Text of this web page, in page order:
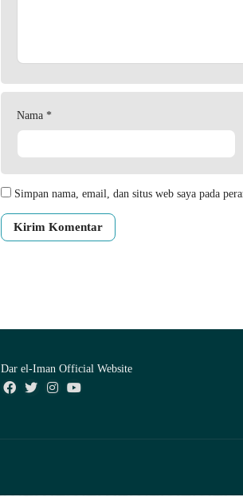
Nama *
Simpan nama, email, dan situs web saya pada
Dar el-Iman Official Website